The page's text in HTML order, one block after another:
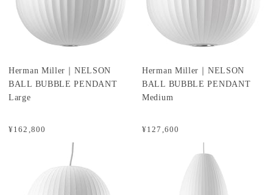
¥162,800
Herman Miller｜NELSON
BALL BUBBLE PENDANT
Large
¥127,600
Herman Miller｜NELSON
BALL BUBBLE PENDANT
Medium